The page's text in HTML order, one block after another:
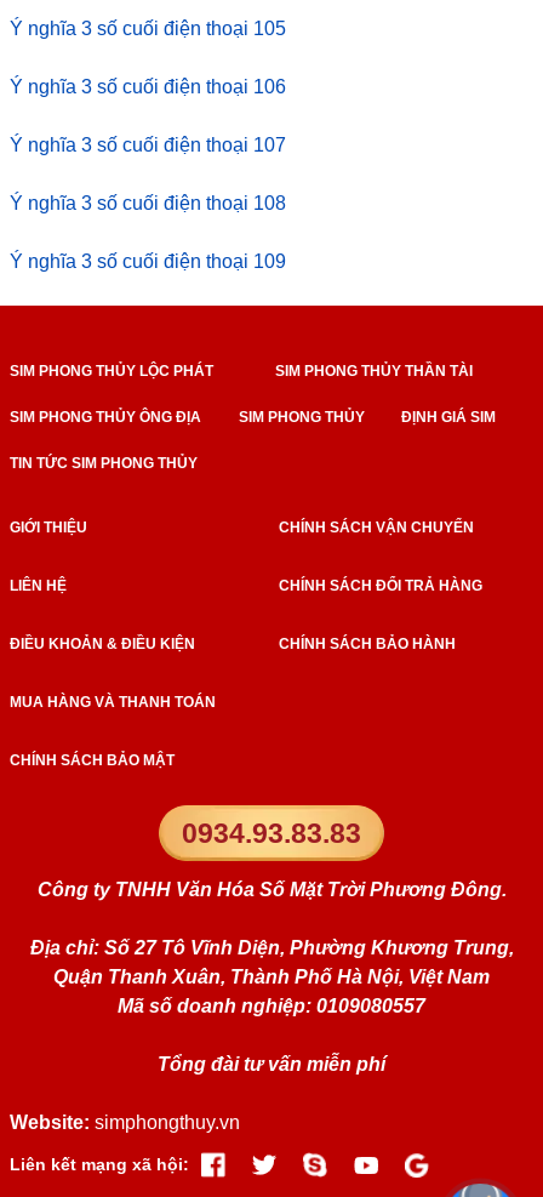
Ý nghĩa 3 số cuối điện thoại 105
Ý nghĩa 3 số cuối điện thoại 106
Ý nghĩa 3 số cuối điện thoại 107
Ý nghĩa 3 số cuối điện thoại 108
Ý nghĩa 3 số cuối điện thoại 109
SIM PHONG THỦY LỘC PHÁT SIM PHONG THỦY THẦN TÀI
SIM PHONG THỦY ÔNG ĐỊA SIM PHONG THỦY ĐỊNH GIÁ SIM
TIN TỨC SIM PHONG THỦY
Website: simphongthuy.vn
Liên kết mạng xã hội:
0934.93.83.83
Công ty TNHH Văn Hóa Số Mặt Trời Phương Đông.
Địa chỉ: Số 27 Tô Vĩnh Diện, Phường Khương Trung,
Quận Thanh Xuân, Thành Phố Hà Nội, Việt Nam
Mã số doanh nghiệp: 0109080557
Tổng đài tư vấn miễn phí
GIỚI THIỆU
LIÊN HỆ
ĐIỀU KHOẢN & ĐIỀU KIỆN
MUA HÀNG VÀ THANH TOÁN
CHÍNH SÁCH BẢO MẬT
CHÍNH SÁCH VẬN CHUYỂN
CHÍNH SÁCH ĐỔI TRẢ HÀNG
CHÍNH SÁCH BẢO HÀNH